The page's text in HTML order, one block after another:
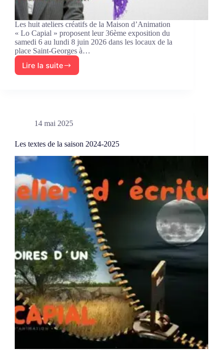
Les huit ateliers créatifs de la Maison d’Animation
« Lo Capial » proposent leur 36ème exposition du
samedi 6 au lundi 8 juin 2026 dans les locaux de la
place Saint-Georges à…
Lire la suite
Les
14 mai 2025
Les textes de la saison 2024-2025